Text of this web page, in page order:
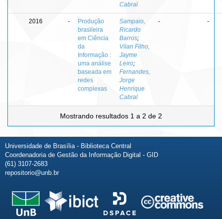
Cabral
2016 -
Produção
brasileira
em Ciência
da
Informação :
uma análise
baseada em
redes
complexas
Sampaio,
Ricardo
Barros;
Vilan Filho,
Jayme
Leiro;
Fernandes,
Jorge
Henrique
Cabral
- -
Mostrando resultados 1 a 2 de 2
Universidade de Brasília - Biblioteca Central
Coordenadoria de Gestão da Informação Digital - GID
(61) 3107-2683
repositorio@unb.br